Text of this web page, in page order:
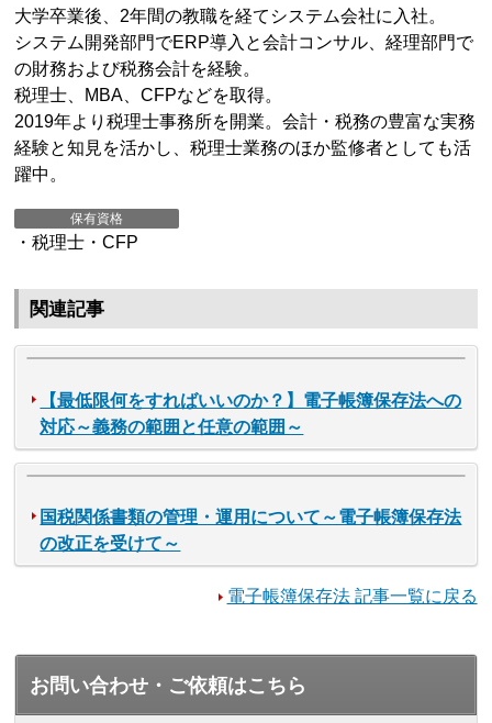
大学卒業後、2年間の教職を経てシステム会社に入社。
システム開発部門でERP導入と会計コンサル、経理部門で
の財務および税務会計を経験。
税理士、MBA、CFPなどを取得。
2019年より税理士事務所を開業。会計・税務の豊富な実務
経験と知見を活かし、税理士業務のほか監修者としても活
躍中。
保有資格
・税理士・CFP
関連記事
【最低限何をすればいいのか？】電子帳簿保存法への
対応～義務の範囲と任意の範囲～
国税関係書類の管理・運用について～電子帳簿保存法
の改正を受けて～
電子帳簿保存法 記事一覧に戻る
お問い合わせ・ご依頼はこちら